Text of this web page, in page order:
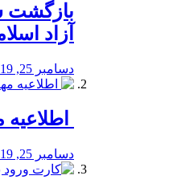
بازگشت
آزاد
دسامبر 25, 2019
دسامبر 25, 2019